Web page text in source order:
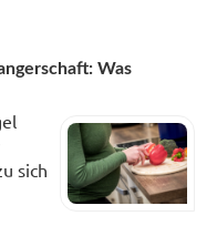
Was
sich